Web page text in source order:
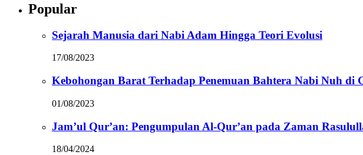
Popular
Sejarah Manusia dari Nabi Adam Hingga Teori Evolusi
17/08/2023
Kebohongan Barat Terhadap Penemuan Bahtera Nabi Nuh di
01/08/2023
Jam’ul Qur’an: Pengumpulan Al-Qur’an pada Zaman
18/04/2024